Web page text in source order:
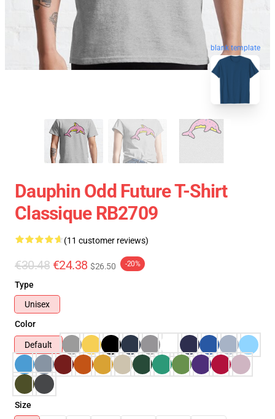
blank template
Dauphin Odd Future T-Shirt
Classique RB2709
(11 customer reviews)
€30.48 €24.38 $26.50 -20%
Type
Unisex
Color
Default
Size